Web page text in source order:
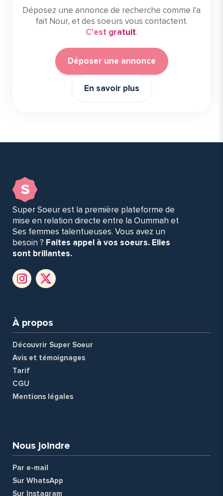
Déposez une annonce de recherche comme l'a
fait Nour, et des soeurs vous contactent.
C'est gratuit.
Déposer une annonce
En savoir plus
s
Super Soeur est la première plateforme de
mise en relation directe entre la Oummah et
Ses femmes talentueuses. Vous avez un
besoin ? Faites appel à vos soeurs. Elles
sont brillantes.
À propos
Découvrir Super Soeur
Avis et témoignages
Tarif
CGU
Mentions légales
Nous joindre
Par e-mail
Sur WhatsApp
Sur Instagram